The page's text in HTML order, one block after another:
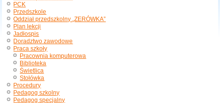
PCK
Przedszkole
Oddział przedszkolny „ZERÓWKA”
Plan lekcji
Jadłospis
Doradztwo zawodowe
Praca szkoły
Pracownia komputerowa
Biblioteka
Świetlica
Stołówka
Procedury
Pedagog szkolny
Pedagog specjalny